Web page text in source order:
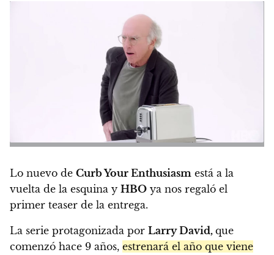
Lo nuevo de Curb Your Enthusiasm está a la
vuelta de la esquina y HBO ya nos regaló el
primer teaser de la entrega.
La serie protagonizada por Larry David, que
comenzó hace 9 años, estrenará el año que viene